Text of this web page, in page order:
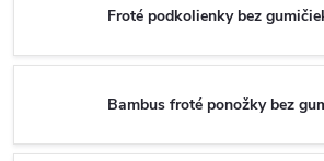
Froté podkolienky bez
Bambus froté ponožky bez